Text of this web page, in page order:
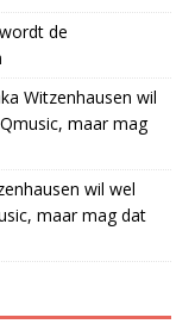
de
Witzenhausen wil
maar mag
wil wel
maar mag dat